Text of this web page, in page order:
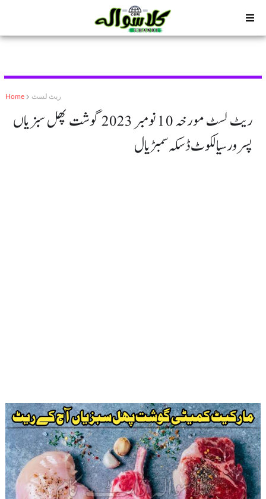
Home ریٹ لسٹ
ریٹ لسٹ مورخہ 10 نومبر 2023 گوشت پھل سبزیاں
پسرور سیالکوٹ ڈسکہ سمبڑیال